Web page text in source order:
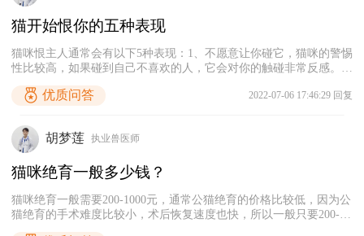
猫开始恨你的五种表现
猫咪恨主人通常会有以下5种表现：1、不愿意让你碰它，猫咪的警惕
性比较高，如果碰到自己不喜欢的人，它会对你的触碰非常反感。
的，如果它某天开始特别喜欢拆家，有可能是因为恨你，想要报复
同一个空间里，会偷偷溜出家门。4、对着你大叫，大部分宠物猫是
比较温顺的，如果猫咪对着你大叫，说明它在你身上没有安全感。
5、攻击你，如果主人伤害了猫咪，它可能会怀恨在心，然后突然对
主人发起攻击。
优质问答 2022-07-06 17:46:29 回复
胡梦莲 执业兽医师
猫咪绝育一般多少钱？
猫咪绝育一般需要200-1000元，通常公猫绝育的价格比较低，因为公
猫绝育的手术难度比较小，术后恢复速度也快，所以一般只要200-